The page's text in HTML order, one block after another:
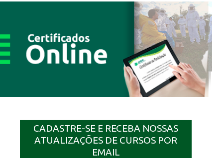
CADASTRE-SE E RECEBA NOSSAS
ATUALIZAÇÕES DE CURSOS POR
EMAIL